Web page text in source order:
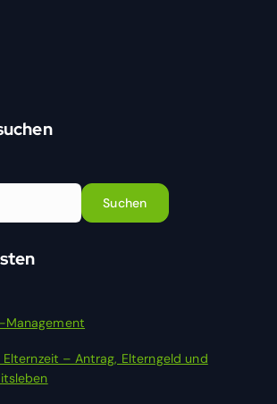
Management
– Antrag, Elterngeld und